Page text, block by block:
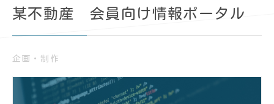
某不動産 会員向け情報ポータル
企画・制作